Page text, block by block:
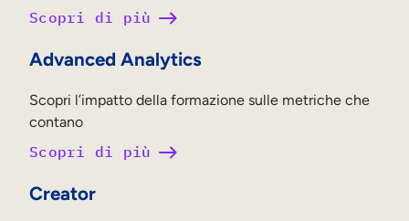
Scopri di più
Advanced Analytics
Scopri l’impatto della formazione sulle metriche che
contano
Scopri di più
Creator